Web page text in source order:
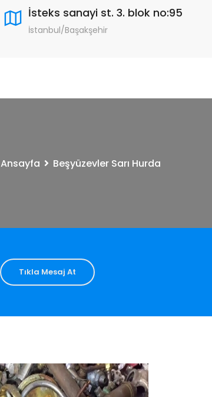
İsteks sanayi st. 3. blok no:95
İstanbul/Başakşehir
Ansayfa Beşyüzevler Sarı Hurda
Tıkla Mesaj At